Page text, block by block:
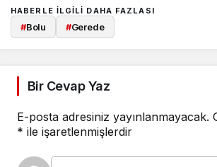
HABERLE ILGILI DAHA FAZLASI
#Bolu #Gerede
Bir Cevap Yaz
E-posta adresiniz yayınlanmayacak.
* ile işaretlenmişlerdir